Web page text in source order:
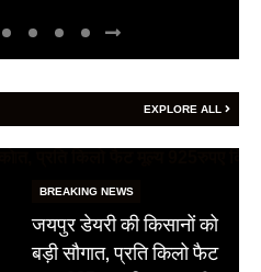
EXPLORE ALL
BREAKING NEWS
जयपुर डेयरी की किसानों को
बड़ी सौगात, प्रति किलो फैट